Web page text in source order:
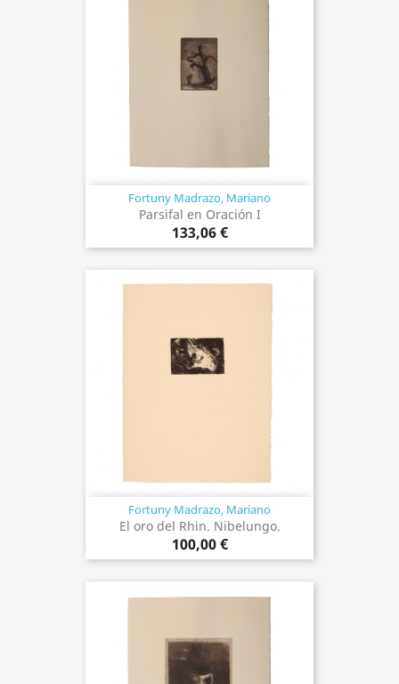
Fortuny Madrazo, Mariano
Parsifal en Oración I
133,06 €
Fortuny Madrazo, Mariano
El oro del Rhin. Nibelungo.
100,00 €